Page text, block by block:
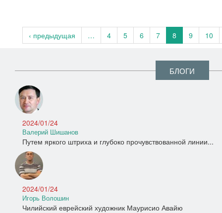
‹ предыдущая … 4 5 6 7 8 9 10
БЛОГИ
2024/01/24
Валерий Шишанов
Путем яркого штриха и глубоко прочувствованной линии...
2024/01/24
Игорь Волошин
Чилийский еврейский художник Маурисио Авайю